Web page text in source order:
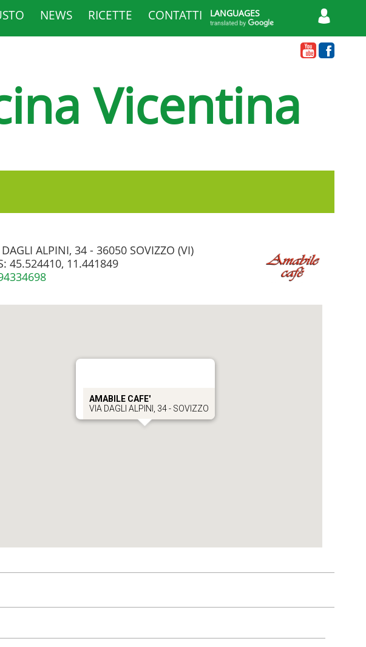
NEWS RICETTE CONTATTI LANGUAGES
Vicentina
ALPINI, 34 - 36050 SOVIZZO (VI)
45.524410, 11.441849
AMABILE CAFE'
VIA DAGLI ALPINI, 34 - SOVIZZO